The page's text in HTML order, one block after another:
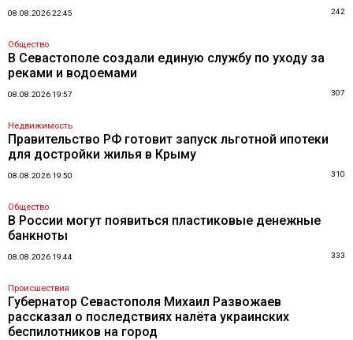
08.08.2026 22:45 242
Общество
В Севастополе создали единую службу по уходу за
реками и водоемами
08.08.2026 19:57 307
Недвижимость
Правительство РФ готовит запуск льготной ипотеки
для достройки жилья в Крыму
08.08.2026 19:50 310
Общество
В России могут появиться пластиковые денежные
банкноты
08.08.2026 19:44 333
Происшествия
Губернатор Севастополя Михаил Развожаев
рассказал о последствиях налёта украинских
беспилотников на город